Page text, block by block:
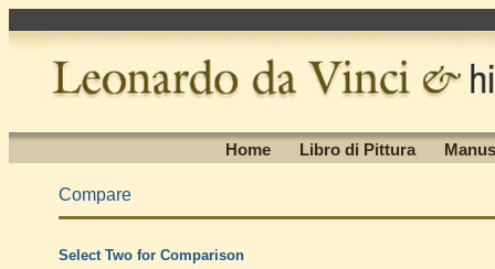
Home Libro di Pittura
Compare
Select Two for Comparison